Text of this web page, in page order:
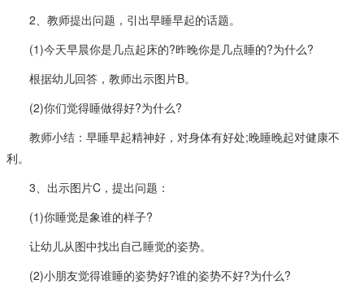
2、教师提出问题，引出早睡早起的话题。
(1)今天早晨你是几点起床的?昨晚你是几点睡的?为什么?
根据幼儿回答，教师出示图片B。
(2)你们觉得睡做得好?为什么?
教师小结：早睡早起精神好，对身体有好处;晚睡晚起对健康不
利。
3、出示图片C，提出问题：
(1)你睡觉是象谁的样子?
让幼儿从图中找出自己睡觉的姿势。
(2)小朋友觉得谁睡的姿势好?谁的姿势不好?为什么?